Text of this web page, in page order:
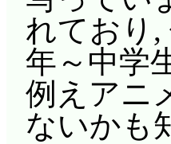
れており,
年～中学
例えアニ
ないかも